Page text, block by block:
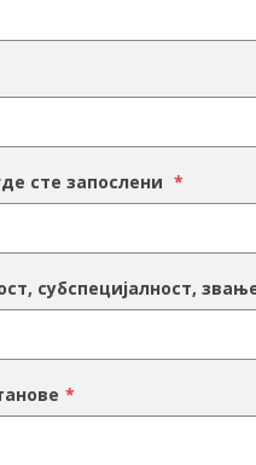
сте запослени *
субспецијалност,
*